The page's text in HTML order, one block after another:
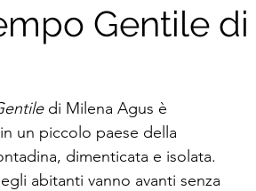
Gentile
di Milena Agus è
un piccolo paese della
dimenticata e isolata.
abitanti vanno avanti senza